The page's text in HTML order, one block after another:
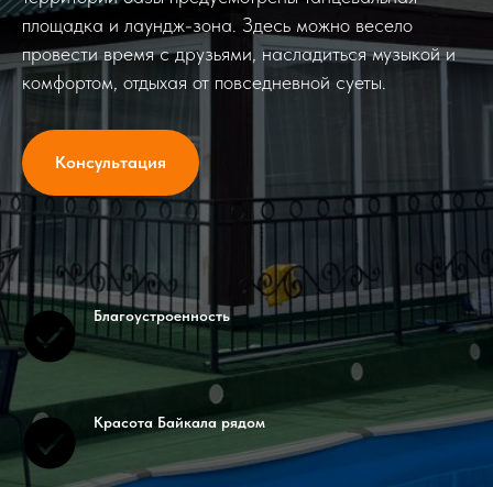
площадка и лаундж-зона. Здесь можно весело
провести время с друзьями, насладиться музыкой и
комфортом, отдыхая от повседневной суеты.
Консультация
Благоустроенность
Красота Байкала рядом